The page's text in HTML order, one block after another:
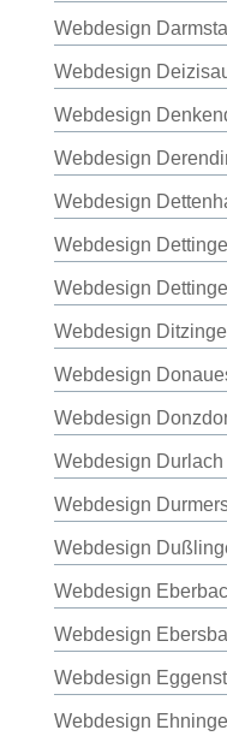
Webdesign
Webdesign
Webdesign
Webdesign
Webdesign
Webdesign
Webdesign
Webdesign
Webdesign
Webdesign
Webdesign Durlach
Webdesign
Webdesign
Webdesign
Webdesign
Webdesign
Webdesign